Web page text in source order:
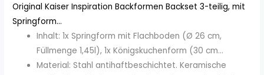
Original Kaiser Inspiration Backformen Backset 3-teilig, mit
Springform...
Inhalt: 1x Springform mit Flachboden (Ø 26 cm,
Füllmenge 1,45l), 1x Königskuchenform (30 cm...
Material: Stahl antihaftbeschichtet. Keramische